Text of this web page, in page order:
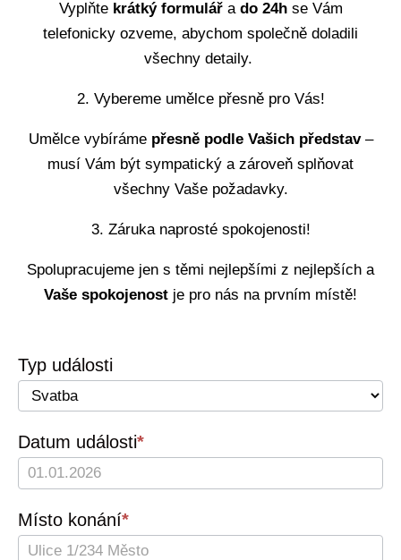
Vyplňte krátký formulářa do 24h se Vám
telefonicky ozveme, abychom společně doladili
všechny detaily.
2. Vybereme umělce přesně pro Vás!
Umělce vybíráme přesně podle Vašich představ–
musí Vám být sympatický a zároveň splňovat
všechny Vaše požadavky.
3. Záruka naprosté spokojenosti!
Spolupracujeme jen s těmi nejlepšími z nejlepších a
Vaše spokojenost je pro nás na prvním místě!
Contact
us
Typ události
Datum události*
Místo konání*